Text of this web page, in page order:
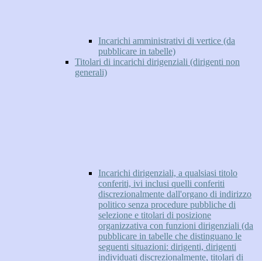
Incarichi amministrativi di vertice (da
pubblicare in tabelle)
Titolari di incarichi dirigenziali (dirigenti non
generali)
Incarichi dirigenziali, a qualsiasi titolo
conferiti, ivi inclusi quelli conferiti
discrezionalmente dall'organo di indirizzo
politico senza procedure pubbliche di
selezione e titolari di posizione
organizzativa con funzioni dirigenziali (da
pubblicare in tabelle che distinguano le
seguenti situazioni: dirigenti, dirigenti
individuati discrezionalmente, titolari di